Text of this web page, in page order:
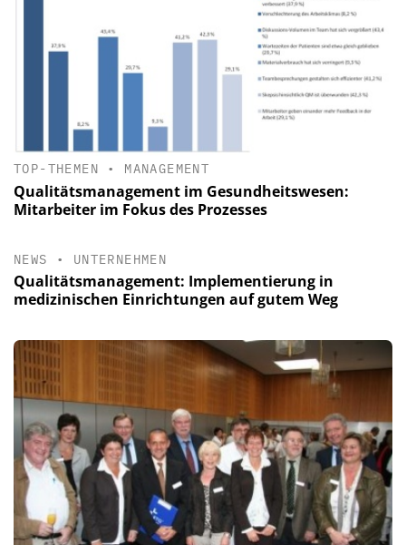
TOP-THEMEN • MANAGEMENT
Qualitätsmanagement im Gesundheitswesen:
Mitarbeiter im Fokus des Prozesses
NEWS • UNTERNEHMEN
Qualitätsmanagement: Implementierung in
medizinischen Einrichtungen auf gutem Weg